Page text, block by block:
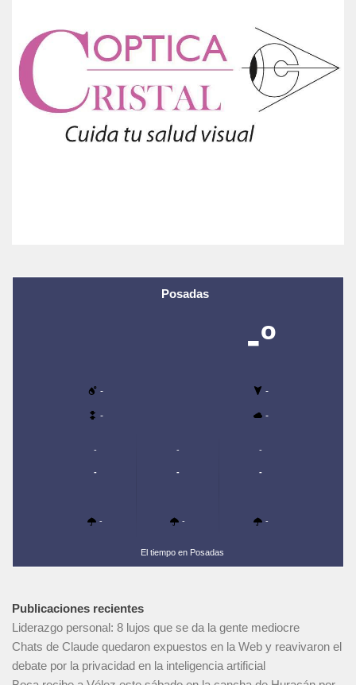
Posadas
-º
- -
- -
-
-
-
-
-
-
-
-
-
El tiempo en Posadas
Publicaciones recientes
Liderazgo personal: 8 lujos que se da la gente mediocre
Chats de Claude quedaron expuestos en la Web y reavivaron el
debate por la privacidad en la inteligencia artificial